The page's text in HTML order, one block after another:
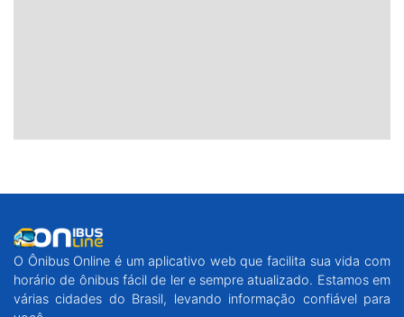
O Ônibus Online é um aplicativo web que facilita sua vida com
horário de ônibus fácil de ler e sempre atualizado. Estamos em
várias cidades do Brasil, levando informação confiável para